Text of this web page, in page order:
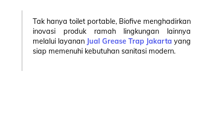
Tak hanya toilet portable, Biofive menghadirkan
inovasi produk ramah lingkungan lainnya
melalui layanan Jual Grease Trap Jakarta yang
siap memenuhi kebutuhan sanitasi modern.